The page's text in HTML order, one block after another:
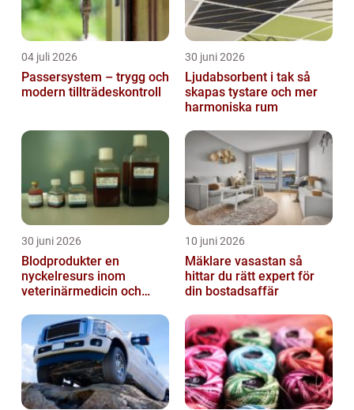
04 juli 2026
Passersystem – trygg och
modern tillträdeskontroll
30 juni 2026
Ljudabsorbent i tak så
skapas tystare och mer
harmoniska rum
30 juni 2026
Blodprodukter en
nyckelresurs inom
veterinärmedicin och
10 juni 2026
Mäklare vasastan så
hittar du rätt expert för
din bostadsaffär